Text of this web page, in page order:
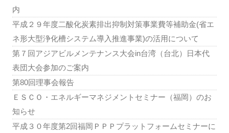
内
平成２９年度二酸化炭素排出抑制対策事業費等補助金(省エ
ネ形大型浄化槽システム導入推進事業)の活用について
第７回アジアビルメンテナンス大会in台湾（台北）日本代
表団大会参加のご案内
第80回理事会報告
ＥＳＣＯ・エネルギーマネジメントセミナー（福岡）のお
知らせ
平成３０年度第2回福岡ＰＰＰプラットフォームセミナーに